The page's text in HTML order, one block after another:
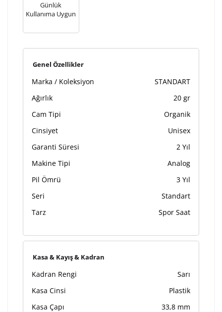
Kişiselleştirilmiş ürünlerin teslim süresi gravür işleme
tamamlandıktan sonra siparişiniz kargoya verilecektir.
ürünlerde
Günlük
Kullanıma Uygun
Genel Özellikler
Marka / Koleksiyon
STANDART
Ağırlık
20 gr
Cam Tipi
Organik
Cinsiyet
Unisex
Garanti Süresi
2 Yıl
Makine Tipi
Analog
Pil Ömrü
3 Yıl
Seri
Standart
Tarz
Spor Saat
Kasa & Kayış & Kadran
Kadran Rengi
Sarı
Kasa Cinsi
Plastik
Kasa Çapı
33,8 mm